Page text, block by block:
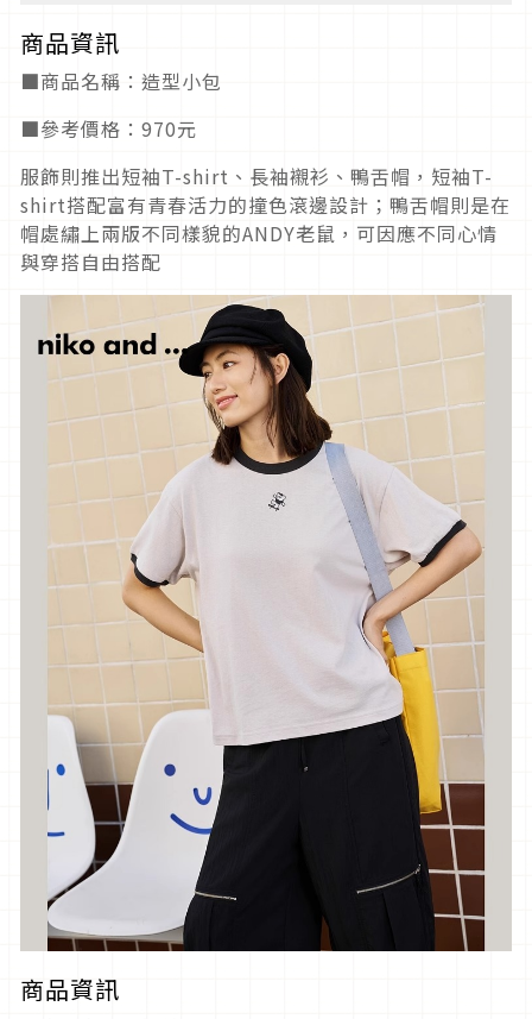
商品資訊
■商品名稱：造型小包
■參考價格：970元
服飾則推出短袖T-shirt、長袖襯衫、鴨舌帽，短袖T-
shirt搭配富有青春活力的撞色滾邊設計；鴨舌帽則是在
帽處繡上兩版不同樣貌的ANDY老鼠，可因應不同心情
與穿搭自由搭配
商品資訊